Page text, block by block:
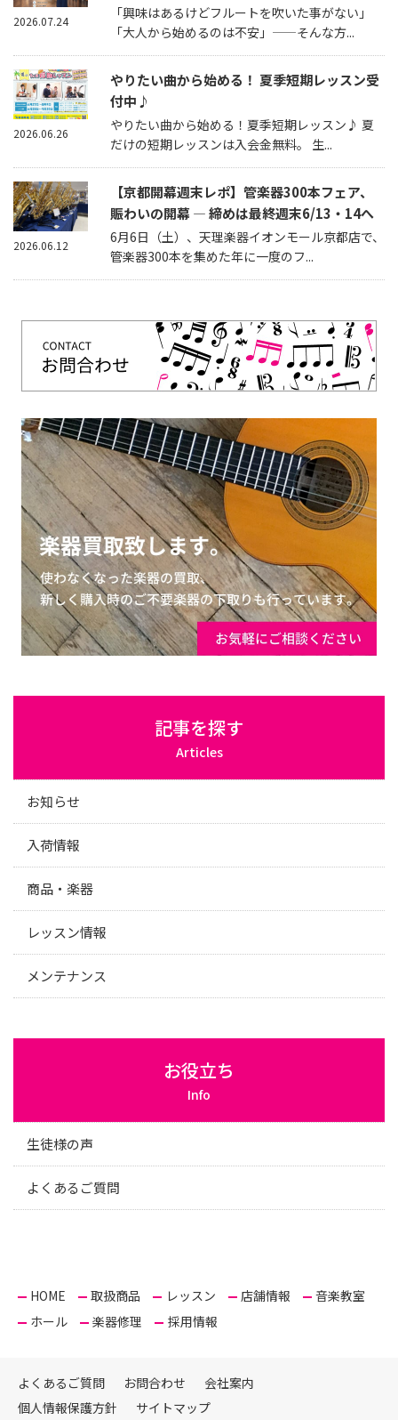
「興味はあるけどフルートを吹いた事がない」
「大人から始めるのは不安」——そんな方...
2026.07.24
やりたい曲から始める！ 夏季短期レッスン受
付中♪
やりたい曲から始める！夏季短期レッスン♪ 夏
だけの短期レッスンは入会金無料。 生...
2026.06.26
【京都開幕週末レポ】管楽器300本フェア、
賑わいの開幕 — 締めは最終週末6/13・14へ
6月6日（土）、天理楽器イオンモール京都店で、
管楽器300本を集めた年に一度のフ...
2026.06.12
記事を探す
Articles
お知らせ
入荷情報
商品・楽器
レッスン情報
メンテナンス
お役立ち
Info
生徒様の声
よくあるご質問
HOME 取扱商品 レッスン 店舗情報
音楽教室
ホール
楽器修理 採用情報
よくあるご質問 お問合わせ
会社案内
個人情報保護方針
サイトマップ